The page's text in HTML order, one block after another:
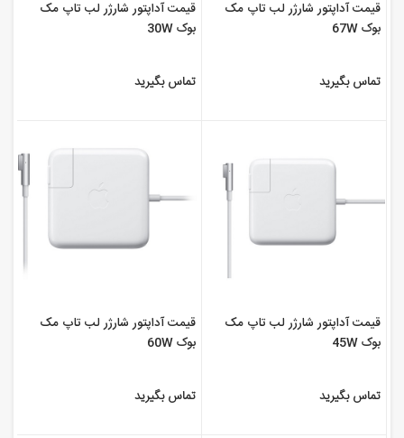
قیمت آداپتور شارژر لب تاپ مک
بوک 67W
تماس بگیرید
قیمت آداپتور شارژر لب تاپ مک
بوک 30W
تماس بگیرید
قیمت آداپتور شارژر لب تاپ مک
بوک 45W
تماس بگیرید
قیمت آداپتور شارژر لب تاپ مک
بوک 60W
تماس بگیرید